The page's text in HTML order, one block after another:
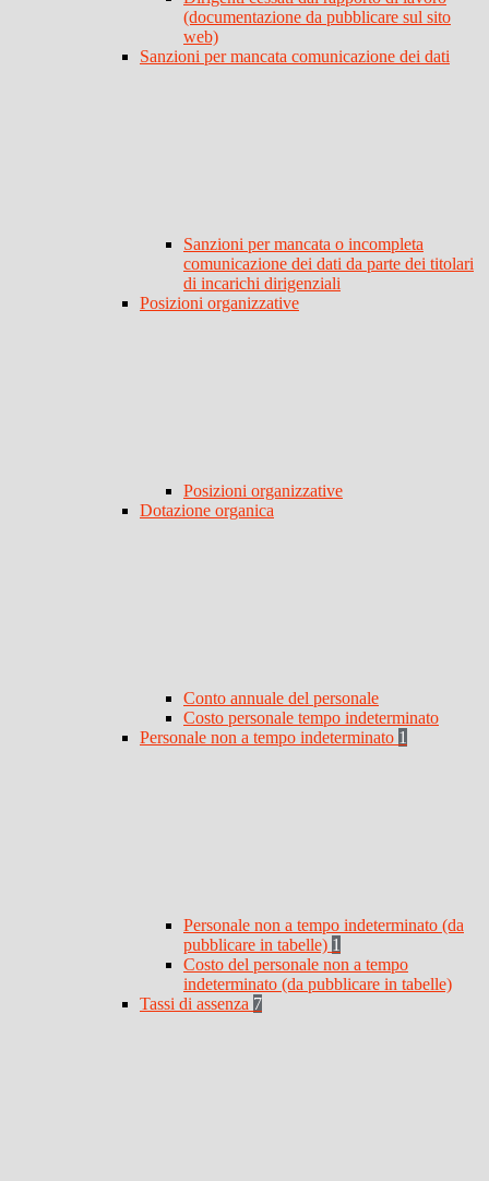
(documentazione da pubblicare sul sito
web)
Sanzioni per mancata comunicazione dei dati
Sanzioni per mancata o incompleta
comunicazione dei dati da parte dei titolari
di incarichi dirigenziali
Posizioni organizzative
Posizioni organizzative
Dotazione organica
Conto annuale del personale
Costo personale tempo indeterminato
Personale non a tempo indeterminato 1
Personale non a tempo indeterminato (da
pubblicare in tabelle) 1
Costo del personale non a tempo
indeterminato (da pubblicare in tabelle)
Tassi di assenza 7